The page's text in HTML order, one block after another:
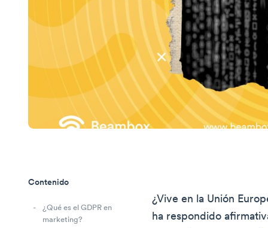
Contenido
¿Qué es el GDPR en
marketing?
¿Vive en la Unión
ha respondido